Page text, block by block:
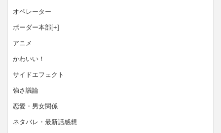
オペレーター
ボーダー本部[+]
アニメ
かわいい！
サイドエフェクト
強さ議論
恋愛・男女関係
ネタバレ・最新話感想